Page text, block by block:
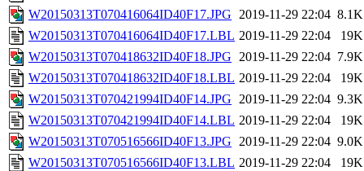
W20150313T070416064ID40F17.JPG 2019-11-29 22:04 8.1K
W20150313T070416064ID40F17.LBL 2019-11-29 22:04
19K
W20150313T070418632ID40F18.JPG 2019-11-29 22:04 7.9K
W20150313T070418632ID40F18.LBL 2019-11-29 22:04
19K
W20150313T070421994ID40F14.JPG 2019-11-29 22:04 9.3K
W20150313T070421994ID40F14.LBL 2019-11-29 22:04
19K
W20150313T070516566ID40F13.JPG 2019-11-29 22:04 9.0K
W20150313T070516566ID40F13.LBL 2019-11-29 22:04
19K